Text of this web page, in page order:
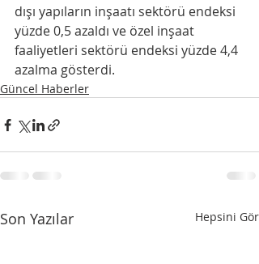
dışı yapıların inşaatı sektörü endeksi
yüzde 0,5 azaldı ve özel inşaat
faaliyetleri sektörü endeksi yüzde 4,4
azalma gösterdi.
Güncel Haberler
Son Yazılar Hepsini Gör